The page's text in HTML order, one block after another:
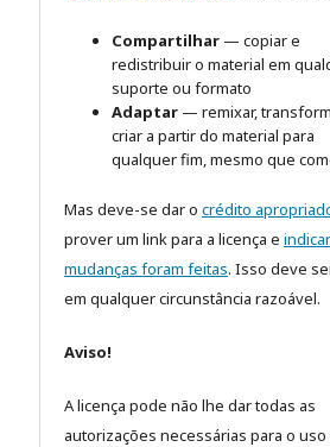
Compartilhar — copiar e
redistribuir o material em
suporte ou formato
Adaptar — remixar,
criar a partir do material para
qualquer fim, mesmo que
Mas deve-se dar o crédito
prover um link para a licença e
mudanças foram feitas. Isso deve
em qualquer circunstância razoável.
Aviso!
A licença pode não lhe dar todas as
autorizações necessárias para o uso